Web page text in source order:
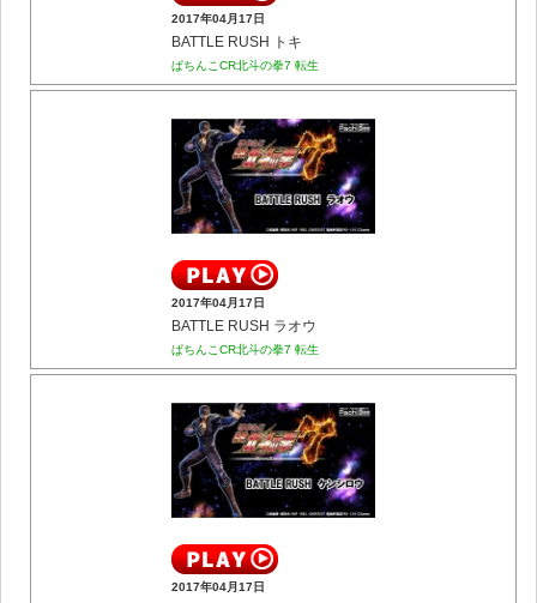
2017年04月17日
BATTLE RUSH トキ
ぱちんこCR北斗の拳7 転生
2017年04月17日
BATTLE RUSH ラオウ
ぱちんこCR北斗の拳7 転生
2017年04月17日